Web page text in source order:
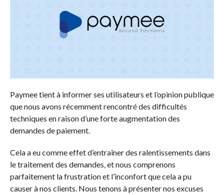
Paymee tient à informer ses utilisateurs et l’opinion publique
que nous avons récemment rencontré des difficultés
techniques en raison d’une forte augmentation des
demandes de paiement.
Cela a eu comme effet d’entraîner des ralentissements dans
le traitement des demandes, et nous comprenons
parfaitement la frustration et l’inconfort que cela a pu
causer à nos clients. Nous tenons à présenter nos excuses